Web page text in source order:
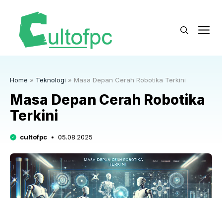
Home » Teknologi » Masa Depan Cerah Robotika Terkini
Masa Depan Cerah Robotika
Terkini
cultofpc 05.08.2025